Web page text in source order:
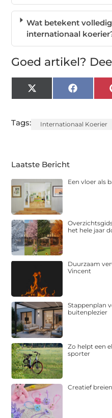
Wat betekent
internationaal
Goed artikel?
X
(Twitter)
Tags: Internationaal Koerier
Laatste Bericht
Een vloer als
het hele jaar
Duurzaam
Vincent
Stappenplan
buitenplezier
Zo helpt een
sporter
Creatief